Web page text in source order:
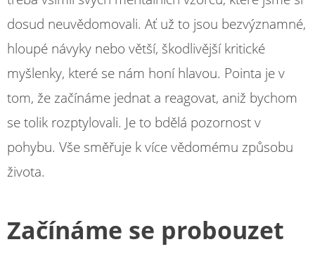
dosud neuvědomovali. Ať už to jsou bezvýznamné,
hloupé návyky nebo větší, škodlivější kritické
myšlenky, které se nám honí hlavou. Pointa je v
tom, že začínáme jednat a reagovat, aniž bychom
se tolik rozptylovali. Je to bdělá pozornost v
pohybu. Vše směřuje k více vědomému způsobu
života.
Začínáme se probouzet